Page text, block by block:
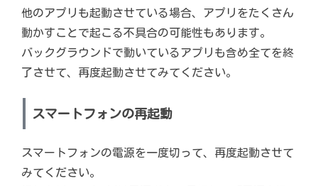
他のアプリも起動させている場合、アプリをたくさん
動かすことで起こる不具合の可能性もあります。
バックグラウンドで動いているアプリも含め全てを終
了させて、再度起動させてみてください。
スマートフォンの再起動
スマートフォンの電源を一度切って、再度起動させて
みてください。